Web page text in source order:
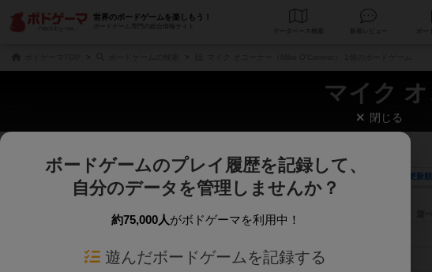
世界のボードゲームを楽しもう！
ボードゲーム専門の総合情報サイト
データベース
マイク
じっくり表示 さくさく表示 更新順
商品名、商品説明文、デザイナー名、テーマ名、メカニクス名を対象にフリーワード検索ができま
ゲームデザイナー名を指定して検索できます。
ゲームデザイナー
対象年齢を指定します。 世界観や登場人物などモチーフ・
テーマ/フレーバー
閉じる
ボードゲームのプレイ履歴を記録して、
自分のデータを管理しませんか？
約75,000人がボドゲーマを利用中！
遊んだボードゲームを記録する